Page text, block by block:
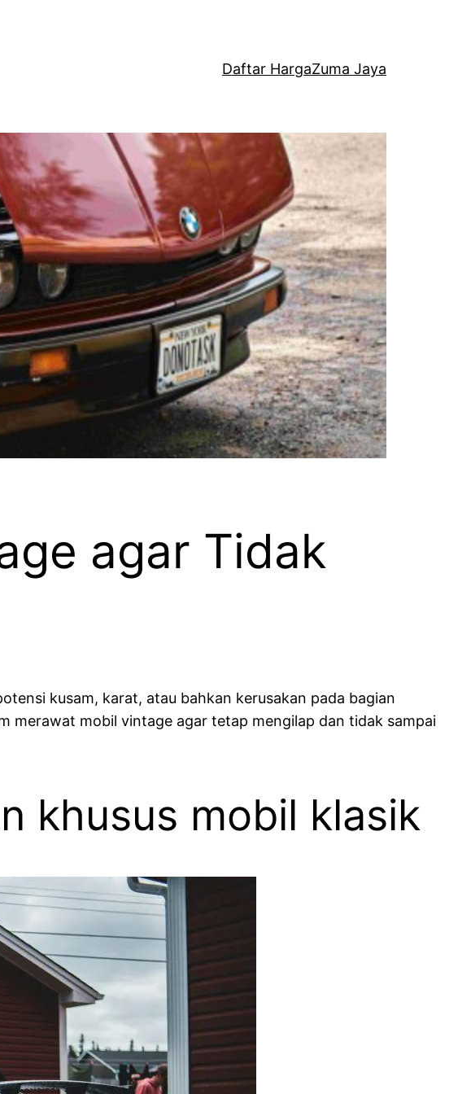
Daftar HargaZuma Jaya
agar Tidak
kusam, karat, atau bahkan kerusakan pada bagian
merawat mobil vintage agar tetap mengilap dan tidak sampai
khusus mobil klasik